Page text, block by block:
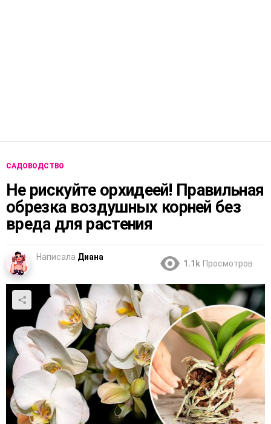
САДОВОДСТВО
Не рискуйте орхидеей! Правильная
обрезка воздушных корней без
вреда для растения
Написала Диана
1.1k Просмотров